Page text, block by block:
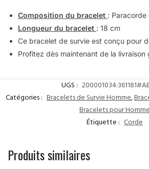
Composition du bracelet :
Longueur du bracelet : 18 cm
Ce bracelet de survie est conçu pour
Profitez dès maintenant de la livraison
UGS :
Catégories : Bracelets de Survie Homme,
Bracelets pour
Étiquette : Corde
Produits similaires